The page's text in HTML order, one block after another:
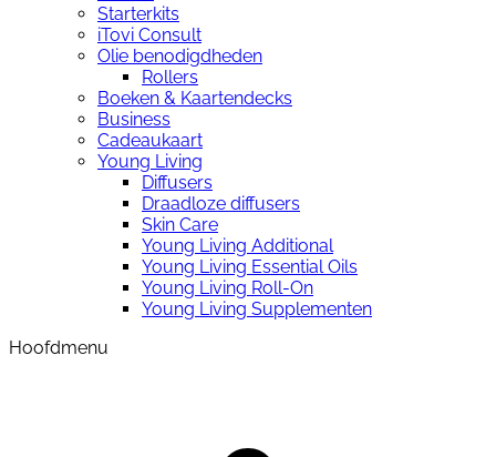
Starterkits
iTovi Consult
Olie benodigdheden
Rollers
Boeken & Kaartendecks
Business
Cadeaukaart
Young Living
Diffusers
Draadloze diffusers
Skin Care
Young Living Additional
Young Living Essential Oils
Young Living Roll-On
Young Living Supplementen
Hoofdmenu